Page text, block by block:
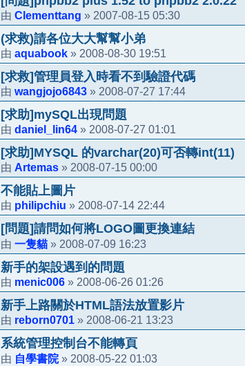
由 Clementtang » 2007-08-15 05:30
(求救)請各位大大幫幫小弟
由 aquabook » 2008-08-30 19:51
[求救]管理員登入時看不到驗證代碼
由 wangjojo6843 » 2008-07-27 17:44
[求助]mySQL出現問題
由 daniel_lin64 » 2008-07-27 01:01
[求助]MYSQL 的varchar(20)可否轉int(11)
由 Artemas » 2008-07-15 00:00
不能貼上圖片
由 philipchiu » 2008-07-14 22:44
[問題]請問如何將LOGO圖更換連結
由 一隻貓 » 2008-07-09 16:23
新手的架設遇到的問題
由 menic006 » 2008-06-26 01:26
新手上路關於HTML語法放置影片
由 reborn0701 » 2008-06-21 13:23
系統管理控制台不能轉頁
由 自學書院» 2008-05-22 01:03